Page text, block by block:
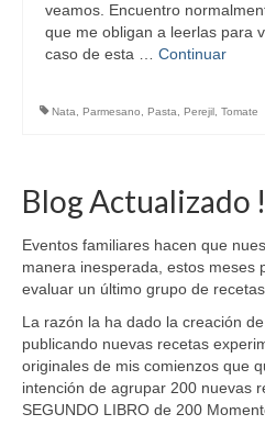
veamos. Encuentro
que me obligan a leerlas para
caso de esta … Continuar
Nata, Parmesano, Pasta, Perejil, Tomate
Blog Actualizado
Eventos familiares hacen que
manera inesperada, estos meses
evaluar un último grupo de
La razón la ha dado la creación
publicando nuevas recetas
originales de mis comienzos que
intención de agrupar 200 nuevas
SEGUNDO LIBRO de 200